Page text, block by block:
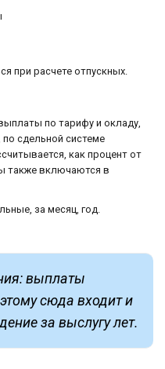
при расчете отпускных.
по тарифу и окладу,
сдельной системе
как процент от
также включаются в
за месяц, год.
выплаты
сюда входит и
за выслугу лет.